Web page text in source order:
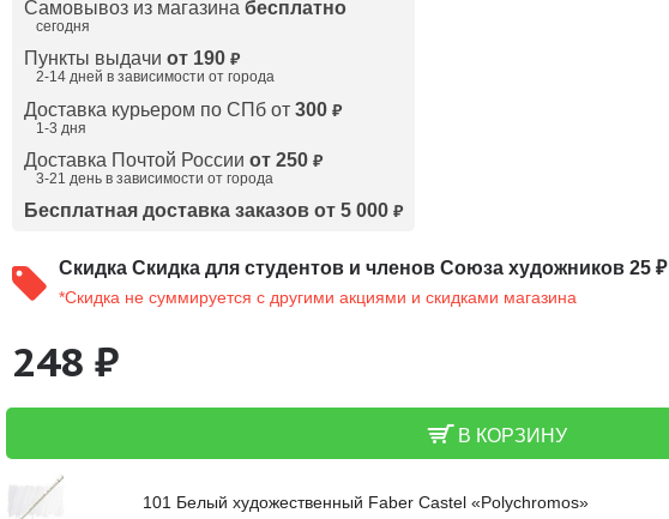
Самовывоз из магазина бесплатно
сегодня
Пункты выдачи от 190 ₽
2-14 дней в зависимости от города
Доставка курьером по СПб от 300 ₽
1-3 дня
Доставка Почтой России от 250 ₽
3-21 день в зависимости от города
Бесплатная доставка заказов от 5 000₽
Скидка Скидка для студентов и членов Союза художников 25 ₽
*Скидка не суммируется с другими акциями и скидками магазина
248 ₽
В КОРЗИНУ
101 Белый художественный Faber Castel «Polychromos»